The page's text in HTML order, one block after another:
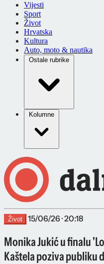
Vijesti
Sport
Život
Hrvatska
Kultura
Auto, moto & nautika
Ostale rubrike
Kolumne
Život 15/06/26 · 20:18
Monika Jukić u finalu
Kaštela poziva publiku